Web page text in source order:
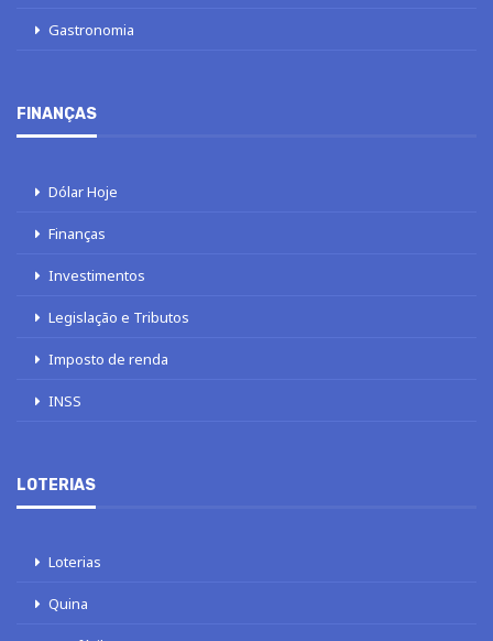
Gastronomia
FINANÇAS
Dólar Hoje
Finanças
Investimentos
Legislação e Tributos
Imposto de renda
INSS
LOTERIAS
Loterias
Quina